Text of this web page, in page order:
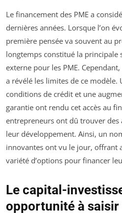
Le financement des PME a
dernières années. Lorsque l’on
première pensée va souvent au
longtemps constitué la principale
externe pour les PME.
a révélé les limites de ce modèle.
conditions de crédit et une
garantie ont rendu cet accès au
entrepreneurs ont dû trouver
leur développement. Ainsi, un
innovantes ont vu le jour, offrant
variété d’options pour financer
Le capital-
opportunité à saisir